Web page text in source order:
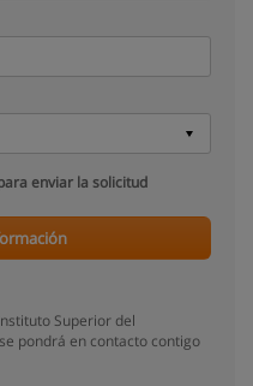
enviar la solicitud
Superior del
pondrá en contacto contigo